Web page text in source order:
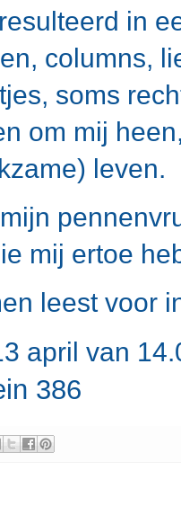
in
columns,
soms
om mij
leven.
mij ertoe
leest voor
april
386